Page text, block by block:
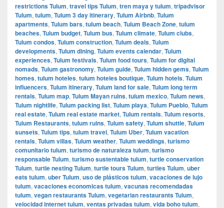
restrictions Tulum, travel tips Tulum, tren maya y tulum, tripadvisor
Tulum, tulum, Tulum 3 day itinerary, Tulum Airbnb, Tulum
apartments, Tulum bars, tulum beach, Tulum Beach Zone, tulum
beaches, Tulum budget, Tulum bus, Tulum climate, Tulum clubs,
Tulum condos, Tulum construction, Tulum deals, Tulum
developments, Tulum dining, Tulum events calendar, Tulum
experiences, Tulum festivals, Tulum food tours, Tulum for digital
nomads, Tulum gastronomy, Tulum guide, Tulum hidden gems, Tulum
homes, tulum hoteles, tulum hoteles boutique, Tulum hotels, Tulum
influencers, Tulum itinerary, Tulum land for sale, Tulum long term
rentals, Tulum map, Tulum Mayan ruins, tulum mexico, Tulum news,
Tulum nightlife, Tulum packing list, Tulum playa, Tulum Pueblo, Tulum
real estate, Tulum real estate market, Tulum rentals, Tulum resorts,
Tulum Restaurants, tulum ruins, Tulum safety, Tulum shuttle, Tulum
sunsets, Tulum tips, tulum travel, Tulum Uber, Tulum vacation
rentals, Tulum villas, Tulum weather, Tulum weddings, turismo
comunitario tulum, turismo de naturaleza tulum, turismo
responsable Tulum, turismo sustentable tulum, turtle conservation
Tulum, turtle nesting Tulum, turtle tours Tulum, turtles Tulum, uber
eats tulum, uber Tulum, uso de plásticos tulum, vacaciones de lujo
tulum, vacaciones economicas tulum, vacunas recomendadas
tulum, vegan restaurants Tulum, vegetarian restaurants Tulum,
velocidad internet tulum, ventas privadas tulum, vida boho tulum,